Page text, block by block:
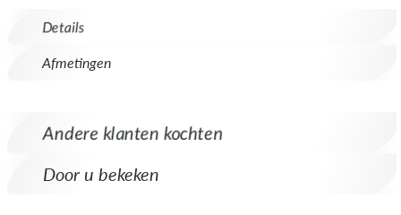
Details
Afmetingen
Andere klanten kochten
Door u bekeken